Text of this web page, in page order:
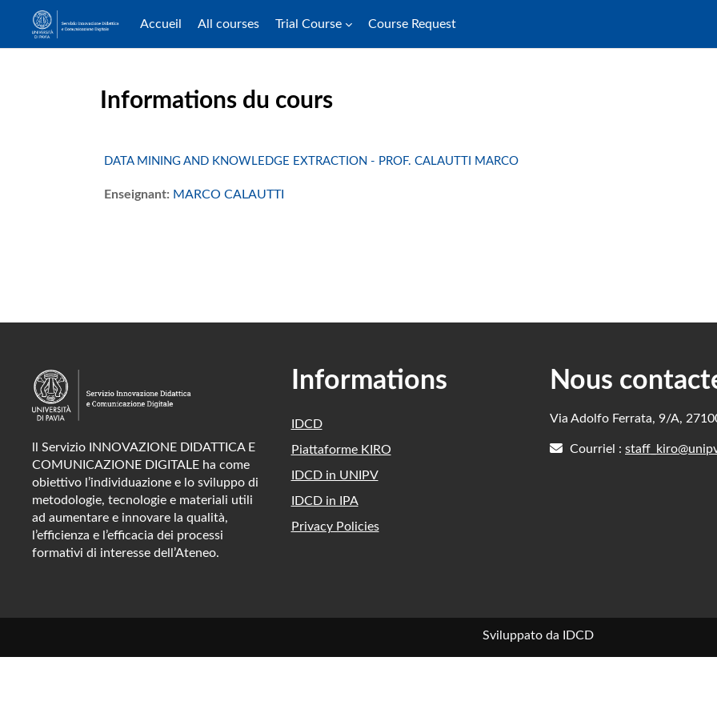
Accueil All courses Trial Course Course Request
Informations du cours
DATA MINING AND KNOWLEDGE EXTRACTION - PROF. CALAUTTI MARCO
Enseignant: MARCO CALAUTTI
ll Servizio INNOVAZIONE DIDATTICA E
COMUNICAZIONE DIGITALE ha come
obiettivo l’individuazione e lo sviluppo di
metodologie, tecnologie e materiali utili
ad aumentare e innovare la qualità,
l’efficienza e l’efficacia dei processi
formativi di interesse dell’Ateneo.
Informations
IDCD
Piattaforme KIRO
IDCD in UNIPV
IDCD in IPA
Privacy Policies
Nous
Via Adolfo Ferrata, 9/A,
Courriel :
Sviluppato da IDCD